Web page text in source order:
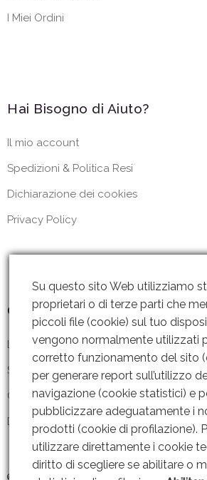
I Miei Ordini
Hai Bisogno di Aiuto?
Il mio account
Spedizioni & Politica Resi
Dichiarazione dei cookies
Privacy Policy
Contattaci
Lun – Ven: 8 – 18.30
Sabato: Chiuso
Contattaci
Dove siamo
© 2019 GRUPPO AMMENDOLA s.r.l P. IVA:
Su questo sito Web utilizziamo
proprietari o di terze parti che
piccoli file (cookie) sul tuo
vengono normalmente utilizzati
corretto funzionamento del sito
per generare report sull’utilizzo
navigazione (cookie statistici) e
pubblicizzare adeguatamente i
prodotti (cookie di profilazione).
utilizzare direttamente i cookie
diritto di scegliere se abilitare o